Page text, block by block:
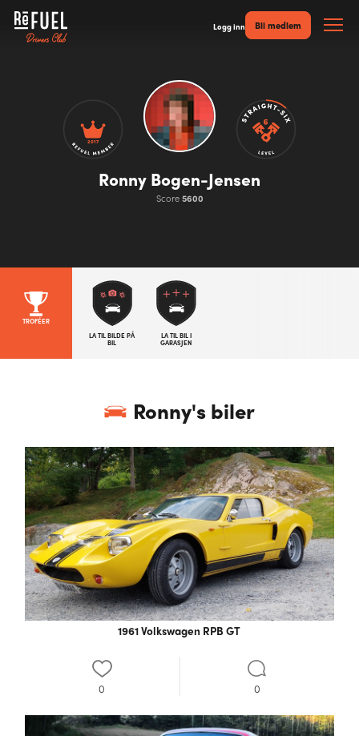
Logg inn Bli medlem
2017
Ronny Bogen-Jensen
Score5600
TROFÉER
LA TIL BILDE PÅ
BIL
LA TIL BIL I
GARASJEN
Ronny's biler
1961 Volkswagen RPB GT
0 0